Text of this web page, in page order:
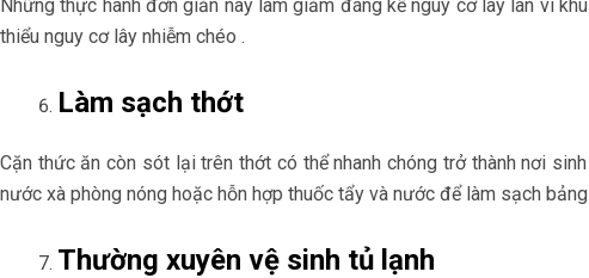
Những thực hành đơn giản này làm giảm đáng kể nguy cơ lây lan vi
thiểu nguy cơ lây nhiễm chéo .
Làm sạch thớt
Cặn thức ăn còn sót lại trên thớt có thể nhanh chóng trở thành nơi
nước xà phòng nóng hoặc hỗn hợp thuốc tẩy và nước để làm sạch
Thường xuyên vệ sinh tủ lạnh